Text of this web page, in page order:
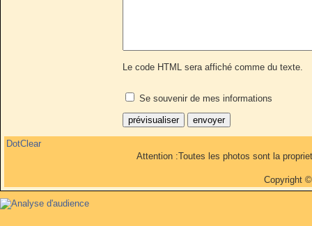
Le code HTML sera affiché comme du texte.
Se souvenir de mes informations
DotClear
Attention :Toutes les photos sont la
Copyright